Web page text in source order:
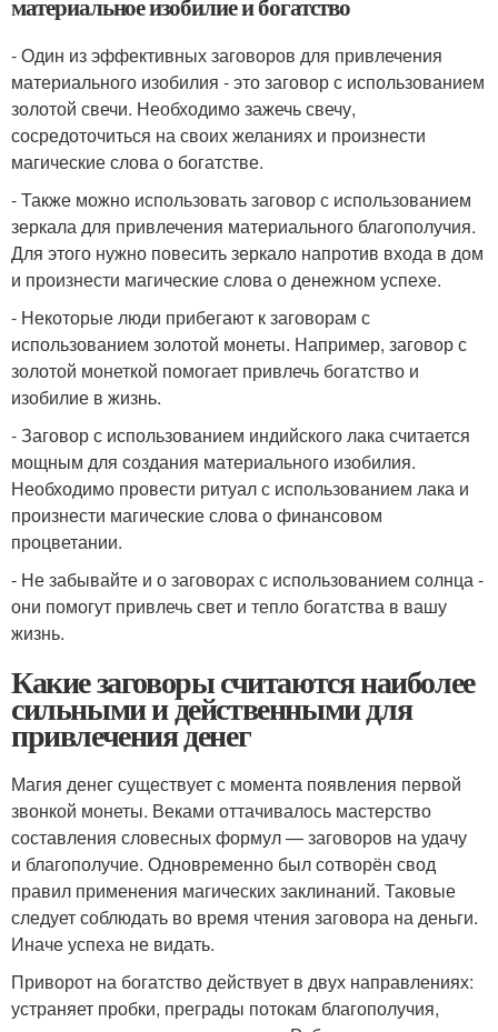
материальное изобилие и богатство
- Один из эффективных заговоров для привлечения
материального изобилия - это заговор с использованием
золотой свечи. Необходимо зажечь свечу,
сосредоточиться на своих желаниях и произнести
магические слова о богатстве.
- Также можно использовать заговор с использованием
зеркала для привлечения материального благополучия.
Для этого нужно повесить зеркало напротив входа в дом
и произнести магические слова о денежном успехе.
- Некоторые люди прибегают к заговорам с
использованием золотой монеты. Например, заговор с
золотой монеткой помогает привлечь богатство и
изобилие в жизнь.
- Заговор с использованием индийского лака считается
мощным для создания материального изобилия.
Необходимо провести ритуал с использованием лака и
произнести магические слова о финансовом
процветании.
- Не забывайте и о заговорах с использованием солнца -
они помогут привлечь свет и тепло богатства в вашу
жизнь.
Какие заговоры считаются наиболее
сильными и действенными для
привлечения денег
Магия денег существует с момента появления первой
звонкой монеты. Веками оттачивалось мастерство
составления словесных формул — заговоров на удачу
и благополучие. Одновременно был сотворён свод
правил применения магических заклинаний. Таковые
следует соблюдать во время чтения заговора на деньги.
Иначе успеха не видать.
Приворот на богатство действует в двух направлениях:
устраняет пробки, преграды потокам благополучия,